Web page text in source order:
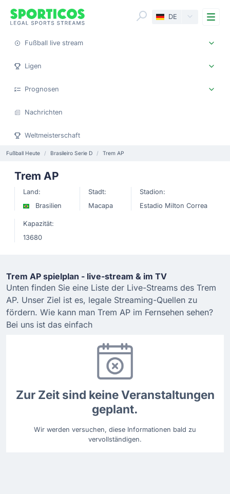
DE
Fußball live stream
Ligen
Prognosen
Nachrichten
Weltmeisterschaft
Fußball Heute Brasileiro Serie D Trem AP
Trem AP
Land:
Brasilien
Stadt:
Macapa
Stadion:
Estadio Milton Correa
Kapazität:
13680
Trem AP spielplan - live-stream & im TV
Unten finden Sie eine Liste der Live-Streams des Trem
AP. Unser Ziel ist es, legale Streaming-Quellen zu
fördern. Wie kann man Trem AP im Fernsehen sehen?
Bei uns ist das einfach
Zur Zeit sind keine Veranstaltungen
geplant.
Wir werden versuchen, diese Informationen bald zu
vervollständigen.